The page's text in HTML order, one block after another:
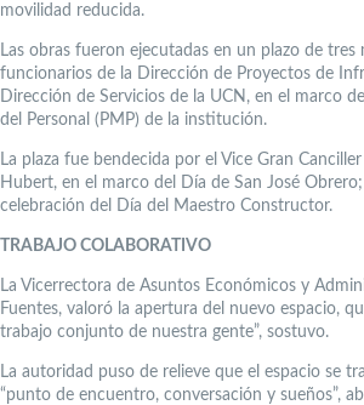
movilidad reducida.
Las obras fueron ejecutadas en un plazo de tres
funcionarios de la Dirección de Proyectos de
Dirección de Servicios de la UCN, en el marco
del Personal (PMP) de la institución.
La plaza fue bendecida por el Vice Gran
Hubert, en el marco del Día de San José
celebración del Día del Maestro Constructor.
TRABAJO COLABORATIVO
La Vicerrectora de Asuntos Económicos y
Fuentes, valoró la apertura del nuevo espacio,
trabajo conjunto de nuestra gente”, sostuvo.
La autoridad puso de relieve que el espacio se
“punto de encuentro, conversación y sueños”,